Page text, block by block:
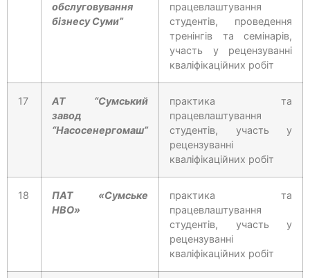
обслуговування
бізнесу Суми”
працевлаштування
студентів, проведення
тренінгів та семінарів,
участь у рецензуванні
кваліфікаційних робіт
17
АТ “Сумський
завод
“Насосенергомаш”
практика та
працевлаштування
студентів, участь у
рецензуванні
кваліфікаційних робіт
18
ПАТ «Сумське
НВО»
практика та
працевлаштування
студентів, участь у
рецензуванні
кваліфікаційних робіт